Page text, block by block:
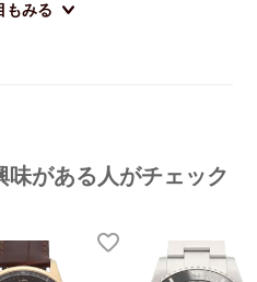
もみる
味がある人がチェック